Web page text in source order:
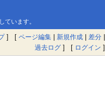
ています。
] [ ページ編集 | 新規作成 | 差分 |
過去ログ ] [ ログイン ]